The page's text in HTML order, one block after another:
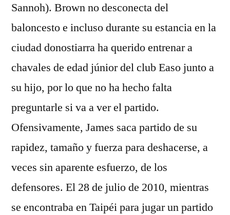
Sannoh). Brown no desconecta del
baloncesto e incluso durante su estancia en la
ciudad donostiarra ha querido entrenar a
chavales de edad júnior del club Easo junto a
su hijo, por lo que no ha hecho falta
preguntarle si va a ver el partido.
Ofensivamente, James saca partido de su
rapidez, tamaño y fuerza para deshacerse, a
veces sin aparente esfuerzo, de los
defensores. El 28 de julio de 2010, mientras
se encontraba en Taipéi para jugar un partido